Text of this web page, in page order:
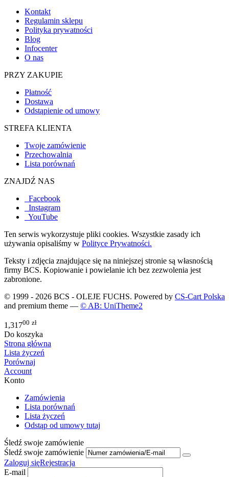
Kontakt
Regulamin sklepu
Polityka prywatności
Blog
Infocenter
O nas
PRZY ZAKUPIE
Płatność
Dostawa
Odstąpienie od umowy
STREFA KLIENTA
Twoje zamówienie
Przechowalnia
Lista porównań
ZNAJDŹ NAS
Facebook
Instagram
YouTube
Ten serwis wykorzystuje pliki cookies. Wszystkie zasady ich
używania opisaliśmy w Polityce Prywatności.
Teksty i zdjęcia znajdujące się na niniejszej stronie są własnością
firmy BCS. Kopiowanie i powielanie ich bez zezwolenia jest
zabronione.
© 1999 - 2026 BCS - OLEJE FUCHS. Powered by CS-Cart Polska
and premium theme — © AB: UniTheme2
1,31700 zł
Do koszyka
Strona główna
Lista życzeń
Porównaj
Account
Konto
Zamówienia
Lista porównań
Lista życzeń
Odstąp od umowy tutaj
Śledź swoje zamówienie
Śledź swoje zamówienie
Zaloguj sięRejestracja
E-mail